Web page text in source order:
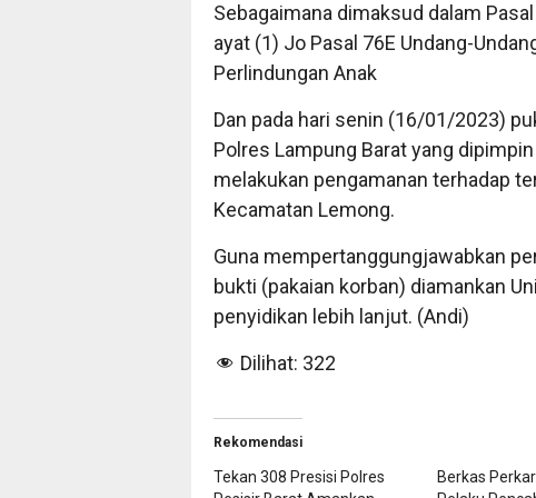
Sebagaimana dimaksud dalam
ayat (1) Jo Pasal 76E Undang-
Perlindungan Anak
Dan pada hari senin (16/01/2023)
Polres Lampung Barat yang
melakukan pengamanan terhadap
Kecamatan Lemong.
Guna mempertanggungjawabkan
bukti (pakaian korban) diamankan
penyidikan lebih lanjut. (Andi)
Dilihat: 322
Rekomendasi
Tekan 308 Presisi Polres
Berkas